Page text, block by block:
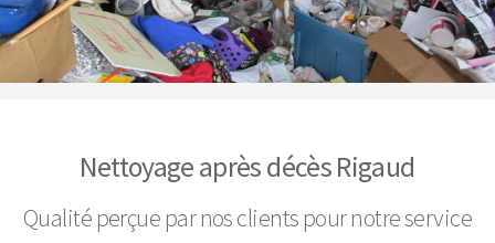
Nettoyage après décès Rigaud
Qualité perçue par nos clients pour notre service